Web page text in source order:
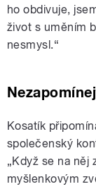
ho obdivuje,
život s uměním
nesmysl.“
Kosatík
společenský
„Když se na něj
myšlenkovým